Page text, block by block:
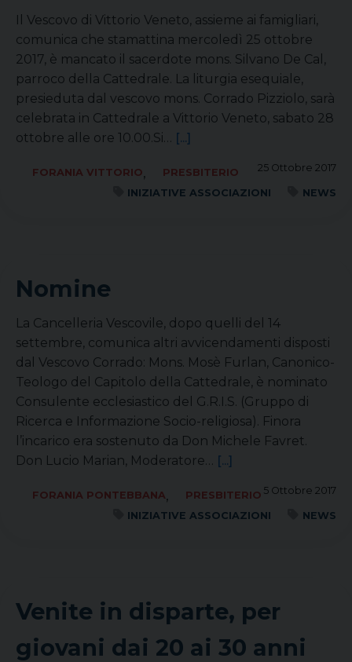
Il Vescovo di Vittorio Veneto, assieme ai famigliari,
comunica che stamattina mercoledì 25 ottobre
2017, è mancato il sacerdote mons. Silvano De Cal,
parroco della Cattedrale. La liturgia esequiale,
presieduta dal vescovo mons. Corrado Pizziolo, sarà
celebrata in Cattedrale a Vittorio Veneto, sabato 28
ottobre alle ore 10.00.Si… [...]
25 Ottobre 2017
FORANIA VITTORIO,
PRESBITERIO
INIZIATIVE ASSOCIAZIONI
NEWS
Nomine
La Cancelleria Vescovile, dopo quelli del 14
settembre, comunica altri avvicendamenti disposti
dal Vescovo Corrado: Mons. Mosè Furlan, Canonico-
Teologo del Capitolo della Cattedrale, è nominato
Consulente ecclesiastico del G.R.I.S. (Gruppo di
Ricerca e Informazione Socio-religiosa). Finora
l’incarico era sostenuto da Don Michele Favret.
Don Lucio Marian, Moderatore… [...]
5 Ottobre 2017
FORANIA PONTEBBANA,
PRESBITERIO
INIZIATIVE ASSOCIAZIONI
NEWS
Venite in disparte, per
giovani dai 20 ai 30 anni